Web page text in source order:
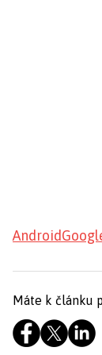
Android
Máte k článku